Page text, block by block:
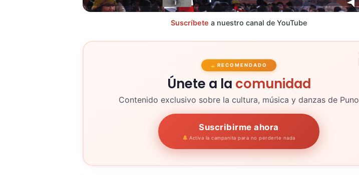
Suscríbete a nuestro canal de YouTube
RECOMENDADO
Únete a la comunidad
Contenido exclusivo sobre la cultura, música y danzas de Puno
Suscribirme ahora
Activa la campanita para no perderte nada